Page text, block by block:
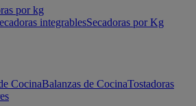
por kg
integrablesSecadoras por Kg
CocinaBalanzas de CocinaTostadoras